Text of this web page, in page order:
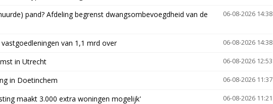
06-08-2026 14:38
pand? Afdeling begrenst dwangsombevoegdheid van de
06-08-2026 14:38
van 1,1 mrd over
06-08-2026 12:53
in Utrecht
06-08-2026 11:37
in Doetinchem
06-08-2026 11:21
maakt 3.000 extra woningen mogelijk'